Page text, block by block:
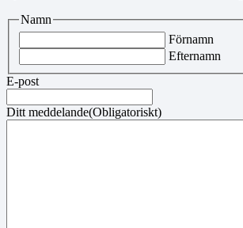
Namn
Förnamn
Efternamn
E-post
Ditt meddelande(Obligatoriskt)